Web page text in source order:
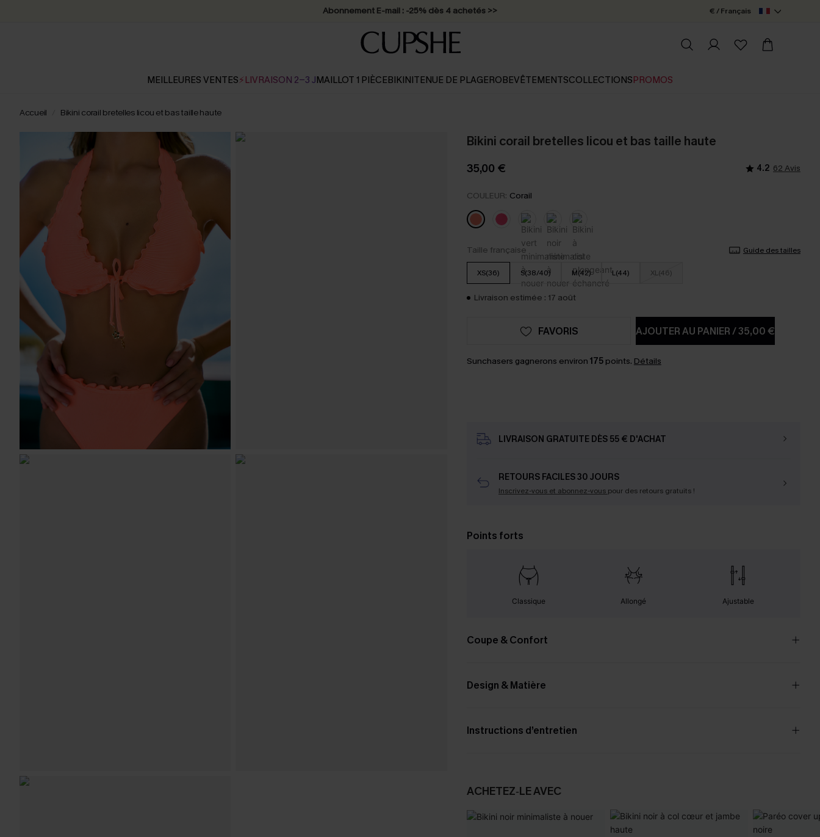
Abonnement E-mail : -25% dès 4 achetés >> € / Français
MEILLEURES VENTES⚡LIVRAISON 2-3 JMAILLOT 1 PIÈCEBIKINITENUE DE PLAGEROBEVÊTEMENTSCOLLECTIONSPROMOS
Accueil Bikini corail bretelles licou et bas taille haute
Bikini corail bretelles licou et bas taille haute
35,00 € 4.2 62 Avis
COULEUR: Corail
Taille française Guide des tailles
XS(36) S(38/40) M(42) L(44) XL(46)
Livraison estimée : 17 août
AJOUTER AU PANIER/35,00 €
FAVORIS
Sunchasers gagnerons environ 175points. Détails
LIVRAISON GRATUITE DÈS 55 € D'ACHAT
RETOURS FACILES 30 JOURS
Inscrivez-vous et abonnez-vous pour des retours gratuits !
Points forts
Classique Allongé Ajustable
Coupe & Confort
Design & Matière
Instructions d’entretien
ACHETEZ‑LE AVEC